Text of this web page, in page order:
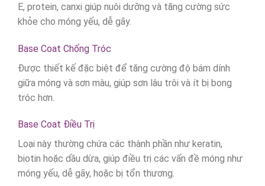
E, protein, canxi giúp nuôi dưỡng và tăng cường sức
khỏe cho móng yếu, dễ gãy.
Base Coat Chống Tróc
Được thiết kế đặc biệt để tăng cường độ bám dính
giữa móng và sơn màu, giúp sơn lâu trôi và ít bị bong
tróc hơn.
Base Coat Điều Trị
Loại này thường chứa các thành phần như keratin,
biotin hoặc dầu dừa, giúp điều trị các vấn đề móng như
móng yếu, dễ gãy, hoặc bị tổn thương.